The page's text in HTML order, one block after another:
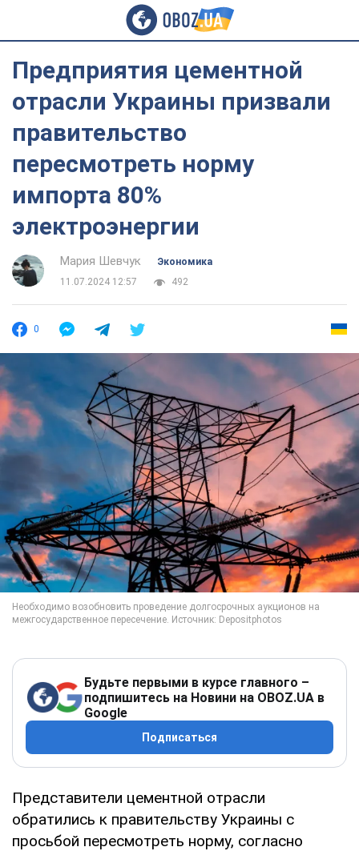
Предприятия цементной
отрасли Украины призвали
правительство
пересмотреть норму
импорта 80%
электроэнергии
Мария Шевчук
Экономика
11.07.2024 12:57
492
0
Будьте первыми в курсе главного –
подпишитесь на Новини на OBOZ.UA в
Google
Подписаться
Представители цементной отрасли
обратились к правительству Украины с
просьбой пересмотреть норму, согласно